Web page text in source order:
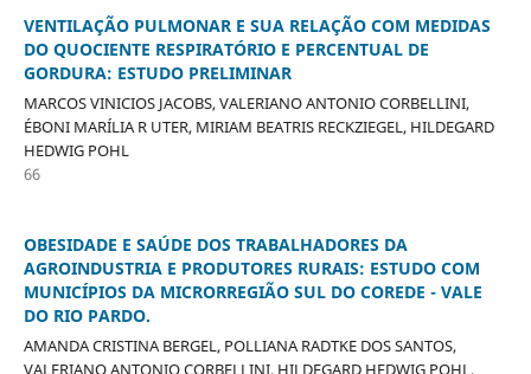
VENTILAÇÃO PULMONAR E SUA RELAÇÃO COM MEDIDAS
DO QUOCIENTE RESPIRATÓRIO E PERCENTUAL DE
GORDURA: ESTUDO PRELIMINAR
MARCOS VINICIOS JACOBS, VALERIANO ANTONIO CORBELLINI,
ÉBONI MARÍLIA R UTER, MIRIAM BEATRIS RECKZIEGEL, HILDEGARD
HEDWIG POHL
66
OBESIDADE E SAÚDE DOS TRABALHADORES DA
AGROINDUSTRIA E PRODUTORES RURAIS: ESTUDO COM
MUNICÍPIOS DA MICRORREGIÃO SUL DO COREDE - VALE
DO RIO PARDO.
AMANDA CRISTINA BERGEL, POLLIANA RADTKE DOS SANTOS,
VALERIANO ANTONIO CORBELLINI, HILDEGARD HEDWIG POHL,